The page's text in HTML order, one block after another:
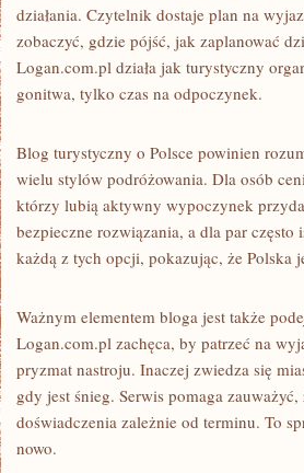
działania. Czytelnik dostaje plan na
zobaczyć, gdzie pójść, jak zaplanować
Logan.com.pl działa jak turystyczny
gonitwa, tylko czas na odpoczynek.
Blog turystyczny o Polsce powinien
wielu stylów podróżowania. Dla osób
którzy lubią aktywny wypoczynek
bezpieczne rozwiązania, a dla par często
każdą z tych opcji, pokazując, że Polska
Ważnym elementem bloga jest także
Logan.com.pl zachęca, by patrzeć na
pryzmat nastroju. Inaczej zwiedza się
gdy jest śnieg. Serwis pomaga
doświadczenia zależnie od terminu. To
nowo.